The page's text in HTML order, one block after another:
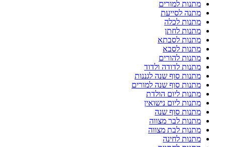
מתנות למורים
מתנה לסייעת
מתנות לכלה
מתנות לחתן
מתנות לסבתא
מתנות לסבא
מתנות להורים
מתנות לדודה ולדוד
מתנות סוף שנה לגננות
מתנות סוף שנה למורים
מתנות ליום הולדת
מתנות ליום נישואין
מתנות סוף שנה
מתנות לבר מצווה
מתנות לבת מצווה
מתנות לחינה